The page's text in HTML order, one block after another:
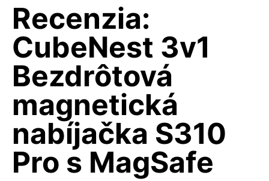
Recenzia:
CubeNest 3v1
Bezdrôtová
magnetická
nabíjačka S310
Pro s MagSafe